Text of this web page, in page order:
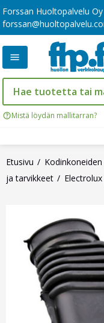
Forssan Huoltopalvelu
Mistä löydän mallitarran?
Etusivu
ja tarvikkeet